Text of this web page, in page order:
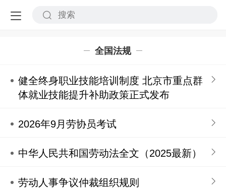
全国法规
健全终身职业技能培训制度 北京市重点群
体就业技能提升补助政策正式发布
2026年9月劳协员考试
中华人民共和国劳动法全文（2025最新）
劳动人事争议仲裁组织规则